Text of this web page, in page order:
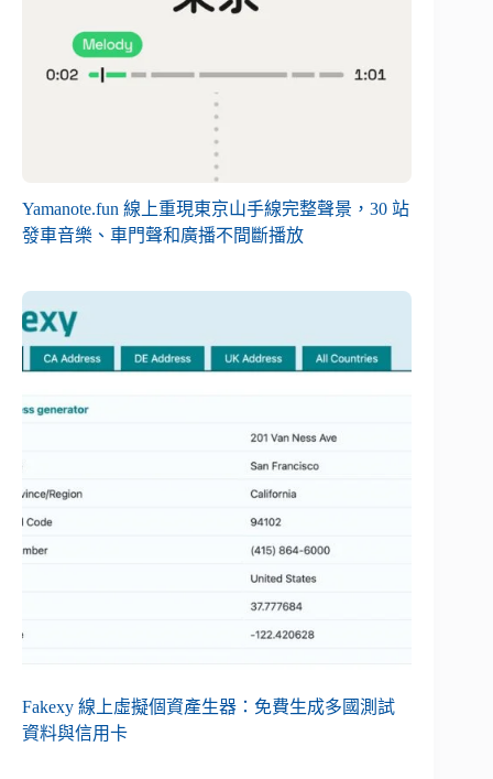
Yamanote.fun 線上重現東京山手線完整聲景，30 站
發車音樂、車門聲和廣播不間斷播放
Fakexy 線上虛擬個資產生器：免費生成多國測試
資料與信用卡